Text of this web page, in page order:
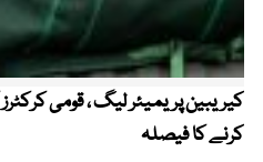
کرنے کا فیصلہ